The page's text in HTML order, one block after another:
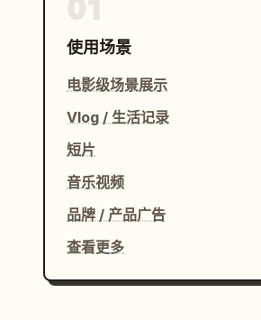
使用场景
电影级场景展示
Vlog / 生活记录
短片
音乐视频
品牌 / 产品广告
查看更多